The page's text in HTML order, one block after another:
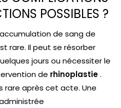
POSSIBLES ?
de sang de
rare. Il peut se résorber
jours ou nécessiter le
de rhinoplastie.
rare après cet acte. Une